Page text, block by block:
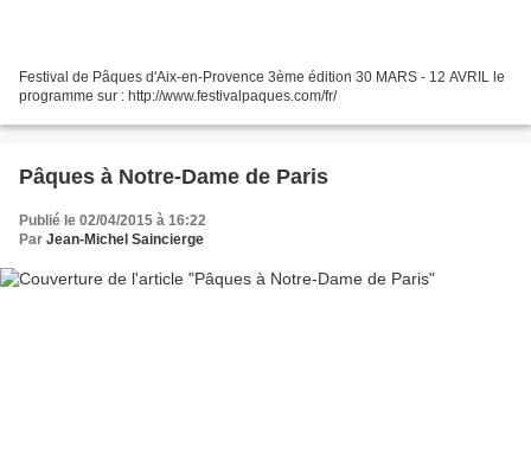
Festival de Pâques d'Aix-en-Provence 3ème édition 30 MARS - 12 AVRIL le
programme sur : http://www.festivalpaques.com/fr/
Pâques à Notre-Dame de Paris
Publié le 02/04/2015 à 16:22
Par Jean-Michel Saincierge